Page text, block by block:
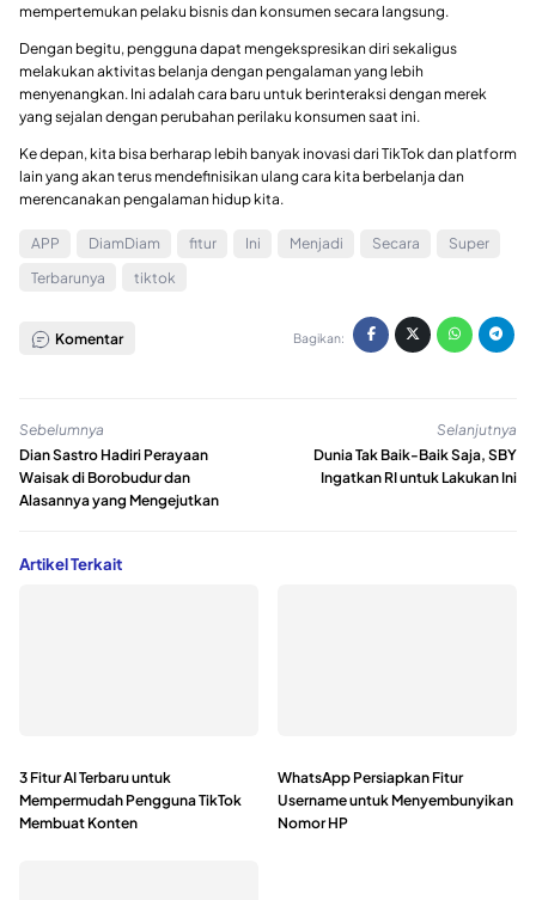
mempertemukan pelaku bisnis dan konsumen secara langsung.
Dengan begitu, pengguna dapat mengekspresikan diri sekaligus
melakukan aktivitas belanja dengan pengalaman yang lebih
menyenangkan. Ini adalah cara baru untuk berinteraksi dengan merek
yang sejalan dengan perubahan perilaku konsumen saat ini.
Ke depan, kita bisa berharap lebih banyak inovasi dari TikTok dan platform
lain yang akan terus mendefinisikan ulang cara kita berbelanja dan
merencanakan pengalaman hidup kita.
APP DiamDiam fitur Ini Menjadi Secara
Super
Terbarunya
tiktok
Komentar Bagikan:
Sebelumnya
Dian Sastro Hadiri Perayaan
Waisak di Borobudur dan
Alasannya yang Mengejutkan
Selanjutnya
Dunia Tak Baik-Baik Saja, SBY
Ingatkan RI untuk Lakukan Ini
Artikel Terkait
3 Fitur AI Terbaru untuk
Mempermudah Pengguna TikTok
Membuat Konten
WhatsApp Persiapkan Fitur
Username untuk Menyembunyikan
Nomor HP